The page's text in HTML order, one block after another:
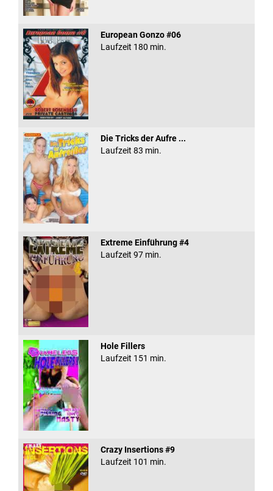
European Gonzo #06
Laufzeit 180 min.
Die Tricks der Aufre ...
Laufzeit 83 min.
Extreme Einführung #4
Laufzeit 97 min.
Hole Fillers
Laufzeit 151 min.
Crazy Insertions #9
Laufzeit 101 min.